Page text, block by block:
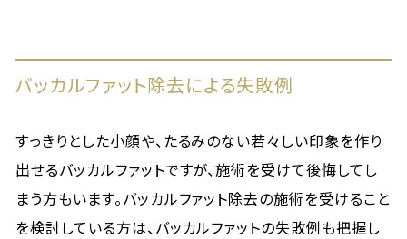
バッカルファット除去による失敗例
すっきりとした小顔や、たるみのない若々しい印象を作り
出せるバッカルファットですが、施術を受けて後悔してし
まう方もいます。バッカルファット除去の施術を受けること
を検討している方は、バッカルファットの失敗例も把握し